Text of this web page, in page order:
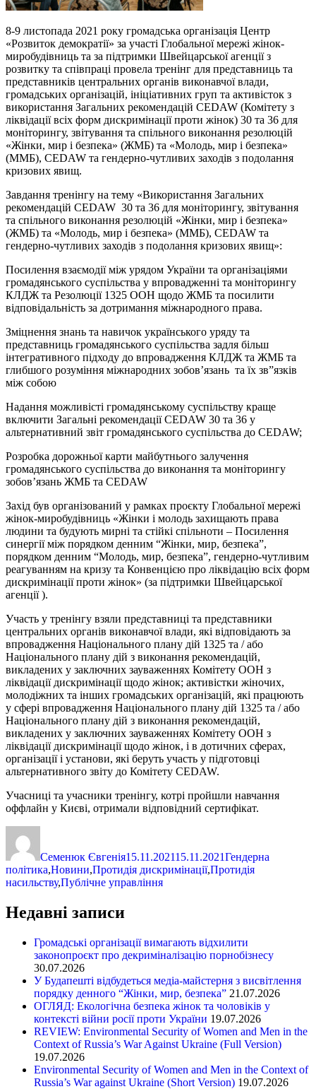
8-9 листопада 2021 року громадська організація Центр
«Розвиток демократії» за участі Глобальної мережі жінок-
миробудівниць та за підтримки Швейцарської агенції з
розвитку та співпраці провела тренінг для представниць та
представників центральних органів виконавчої влади,
громадських організацій, ініціативних груп та активісток з
використання Загальних рекомендацій CEDAW (Комітету з
ліквідації всіх форм дискримінації проти жінок) 30 та 36 для
моніторингу, звітування та спільного виконання резолюцій
«Жінки, мир і безпека» (ЖМБ) та «Молодь, мир і безпека»
(ММБ), CEDAW та гендерно-чутливих заходів з подолання
кризових явищ.
Завдання тренінгу на тему «Використання Загальних
рекомендацій CEDAW 30 та 36 для моніторингу, звітування
та спільного виконання резолюцій «Жінки, мир і безпека»
(ЖМБ) та «Молодь, мир і безпека» (ММБ), CEDAW та
гендерно-чутливих заходів з подолання кризових явищ»:
Посилення взаємодії між урядом України та організаціями
громадянського суспільства у впровадженні та моніторингу
КЛДЖ та Резолюції 1325 ООН щодо ЖМБ та посилити
відповідальність за дотримання міжнародного права.
Зміцнення знань та навичок українського уряду та
представниць громадянського суспільства задля більш
інтегративного підходу до впровадження КЛДЖ та ЖМБ та
глибшого розуміння міжнародних зобов’язань та їх зв”язків
між собою
Надання можливісті громадянському суспільству краще
включити Загальні рекомендації CEDAW 30 та 36 у
альтернативний звіт громадянського суспільства до CEDAW;
Розробка дорожньої карти майбутнього залучення
громадянського суспільства до виконання та моніторингу
зобов’язань ЖМБ та CEDAW
Захід був організований у рамках проєкту Глобальної мережі
жінок-миробудівниць «Жінки і молодь захищають права
людини та будують мирні та стійкі спільноти – Посилення
синергії між порядком денним “Жінки, мир, безпека”,
порядком денним “Молодь, мир, безпека”, гендерно-чутливим
реагуванням на кризу та Конвенцією про ліквідацію всіх форм
дискримінації проти жінок» (за підтримки Швейцарської
агенції ).
Участь у тренінгу взяли представниці та представники
центральних органів виконавчої влади, які відповідають за
впровадження Національного плану дій 1325 та / або
Національного плану дій з виконання рекомендацій,
викладених у заключних зауваженнях Комітету ООН з
ліквідації дискримінації щодо жінок; активістки жіночих,
молодіжних та інших громадських організацій, які працюють
у сфері впровадження Національного плану дій 1325 та / або
Національного плану дій з виконання рекомендацій,
викладених у заключних зауваженнях Комітету ООН з
ліквідації дискримінації щодо жінок, і в дотичних сферах,
організації і установи, які беруть участь у підготовці
альтернативного звіту до Комітету CEDAW.
Учасниці та учасники тренінгу, котрі пройшли навчання
оффлайн у Києві, отримали відповідний сертифікат.
Семенюк Євгенія15.11.202115.11.2021Гендерна
політика,Новини,Протидія дискримінації,Протидія
насильству,Публічне управління
Недавні записи
Громадські організації вимагають відхилити
законопроєкт про декриміналізацію порнобізнесу
30.07.2026
У Будапешті відбудеться медіа-майстерня з висвітлення
порядку денного “Жінки, мир, безпека” 21.07.2026
ОГЛЯД: Екологічна безпека жінок та чоловіків у
контексті війни росії проти України 19.07.2026
REVIEW: Environmental Security of Women and Men in the
Context of Russia’s War Against Ukraine (Full Version)
19.07.2026
Environmental Security of Women and Men in the Context of
Russia’s War against Ukraine (Short Version) 19.07.2026